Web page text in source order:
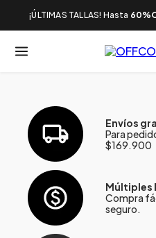
¡ÚLTIMAS TALLAS! Hasta
Envíos
Para
$169.900
Múltiples
Compra
seguro.